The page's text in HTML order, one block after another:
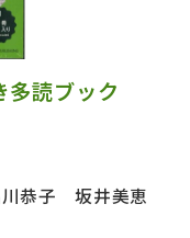
読ブック
恭子 坂井美恵